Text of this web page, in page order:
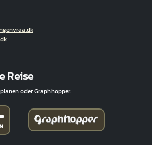
Reise
oder Graphhopper.